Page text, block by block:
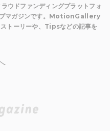
ファンディングプラットフォ
マガジンです。MotionGallery
トーリーや、Tipsなどの記事を